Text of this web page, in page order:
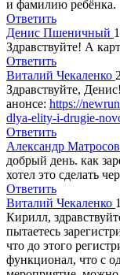
и фамилию ребёнка.
Ответить
Денис Пшеничный
Здравствуйте! А
Ответить
Виталий Чекаленко
Здравствуйте,
анонсе: https://
dlya-elity-i-drugie-
Ответить
Александр Матросов
добрый день. как
хотел это сделать
Ответить
Виталий Чекаленко
Кирилл,
пытаетесь
что до этого
функционал, что с